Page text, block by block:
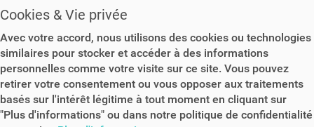
Cookies & Vie privée
Avec votre accord, nous utilisons des cookies ou technologies
similaires pour stocker et accéder à des informations
personnelles comme votre visite sur ce site. Vous pouvez
retirer votre consentement ou vous opposer aux traitements
basés sur l'intérêt légitime à tout moment en cliquant sur
"Plus d'informations" ou dans notre politique de confidentialité